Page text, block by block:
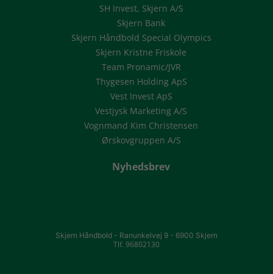
SH Invest, Skjern A/S
Skjern Bank
Skjern Håndbold Special Olympics
Skjern Kristne Friskole
Team Pronamic/JVR
Thygesen Holding ApS
Vest Invest ApS
Vestjysk Marketing A/S
Vognmand Kim Christensen
Ørskovgruppen A/S
Nyhedsbrev
Skjern Håndbold - Ranunkelvej 9 - 6900 Skjern
Tlf. 96802130